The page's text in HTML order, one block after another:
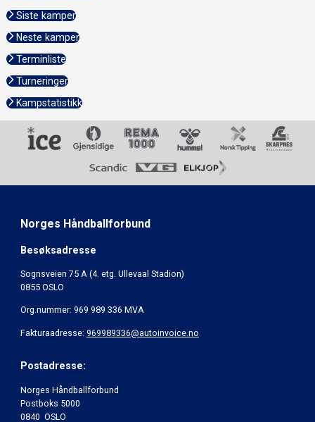
Siste kamper
Neste kamper
Terminliste
Turneringer
Kampstatistikk
Norges Håndballforbund
Besøksadresse
Sognsveien 75 A (4. etg. Ullevaal Stadion)
0855 OSLO
Org.nummer: 969 989 336 MVA
Fakturaadresse: 969989336@autoinvoice.no
Postadresse:
Norges Håndballforbund
Postboks 5000
0840 OSLO